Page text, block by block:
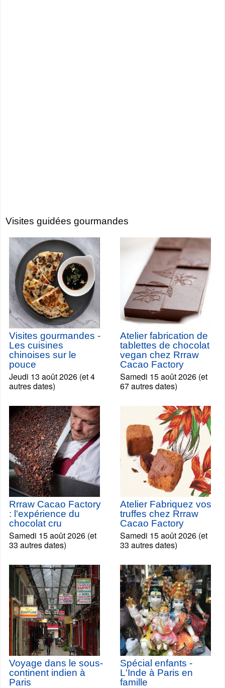
Visites guidées gourmandes
Visites gourmandes -
Les cuisines
chinoises sur le
pouce
Jeudi 13 août 2026 (et 4
autres dates)
Atelier fabrication de
tablettes de chocolat
vegan chez Rrraw
Cacao Factory
Samedi 15 août 2026 (et
67 autres dates)
Rrraw Cacao Factory
: l'expérience du
chocolat cru
Samedi 15 août 2026 (et
33 autres dates)
Atelier Fabriquez vos
truffes chez Rrraw
Cacao Factory
Samedi 15 août 2026 (et
33 autres dates)
Voyage dans le sous-
continent indien à
Paris
Spécial enfants -
L'Inde à Paris en
famille